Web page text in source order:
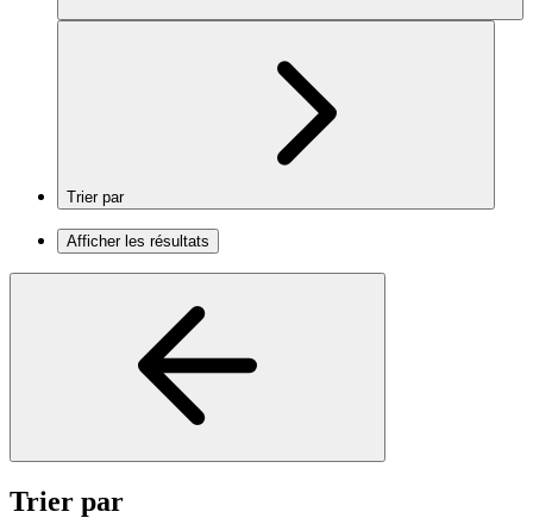
Trier par
Afficher les résultats
Trier par